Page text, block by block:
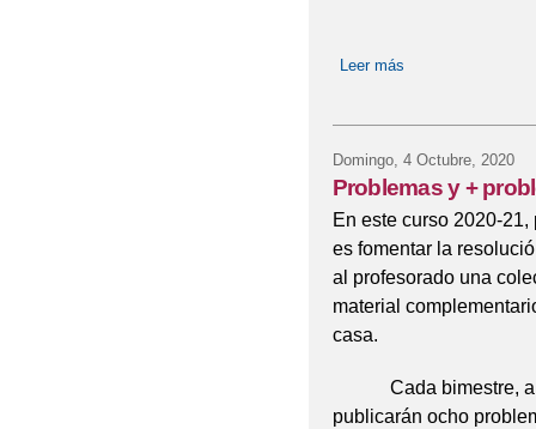
Leer más
Domingo, 4 Octubre, 2020
Problemas y +
En este curso 2020-
es fomentar la
al profesorado una
material
casa.
Cada bimestre, a
publicarán ocho